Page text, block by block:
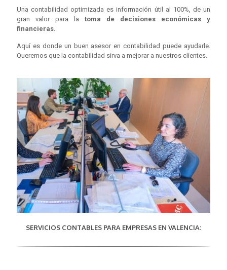
Una contabilidad optimizada es información útil al 100%, de un
gran valor para la toma de decisiones económicas y
financieras.
Aquí es donde un buen asesor en contabilidad puede ayudarle.
Queremos que la contabilidad sirva a mejorar a nuestros clientes.
SERVICIOS CONTABLES PARA EMPRESAS EN VALENCIA: